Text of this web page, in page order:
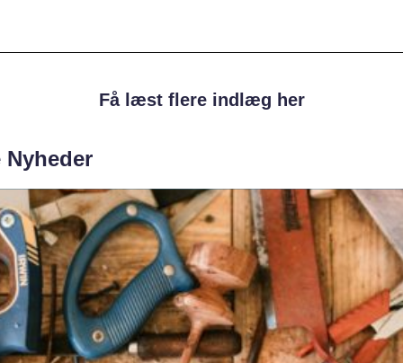
Få læst flere indlæg her
Nyheder